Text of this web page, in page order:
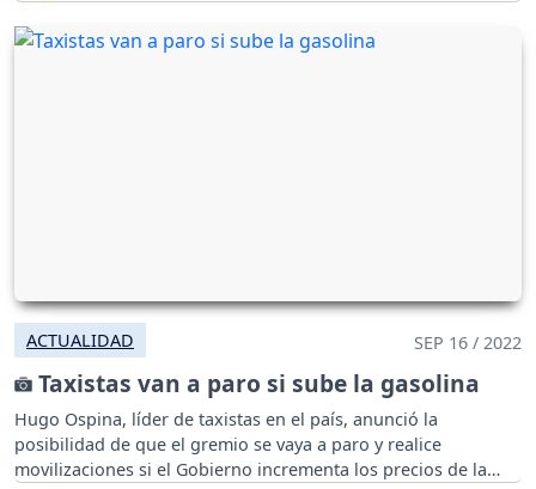
ACTUALIDAD SEP 16 / 2022
Taxistas van a paro si sube la gasolina
Hugo Ospina, líder de taxistas en el país, anunció la
posibilidad de que el gremio se vaya a paro y realice
movilizaciones si el Gobierno incrementa los precios de la